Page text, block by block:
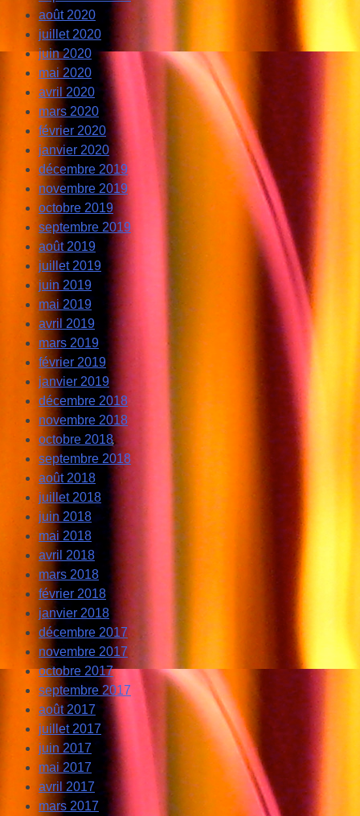
août 2020
juillet 2020
juin 2020
mai 2020
avril 2020
mars 2020
février 2020
janvier 2020
décembre 2019
novembre 2019
octobre 2019
septembre 2019
août 2019
juillet 2019
juin 2019
mai 2019
avril 2019
mars 2019
février 2019
janvier 2019
décembre 2018
novembre 2018
octobre 2018
septembre 2018
août 2018
juillet 2018
juin 2018
mai 2018
avril 2018
mars 2018
février 2018
janvier 2018
décembre 2017
novembre 2017
octobre 2017
septembre 2017
août 2017
juillet 2017
juin 2017
mai 2017
avril 2017
mars 2017